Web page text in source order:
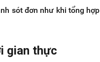
sót đơn như khi tổng hợp
gian thực